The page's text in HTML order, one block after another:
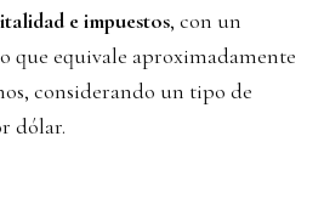
e impuestos, con un
que equivale aproximadamente
considerando un tipo de
dólar.